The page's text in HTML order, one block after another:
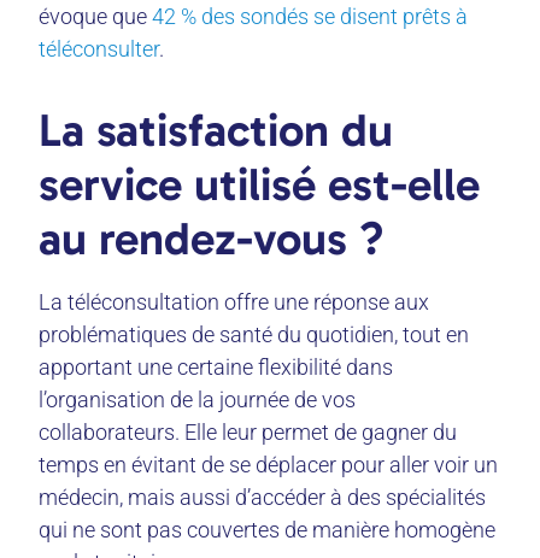
évoque que42 % des sondés se disent prêts à
téléconsulter.
La satisfaction du
service utilisé est-elle
au rendez-vous ?
La téléconsultation offre une réponse aux
problématiques de santé du quotidien, tout en
apportant une certaine flexibilité dans
l’organisation de la journée de vos
collaborateurs. Elle leur permet de gagner du
temps en évitant de se déplacer pour aller voir un
médecin, mais aussi d’accéder à des spécialités
qui ne sont pas couvertes de manière homogène